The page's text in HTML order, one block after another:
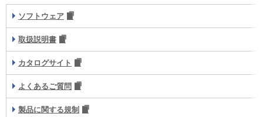
ソフトウェア
取扱説明書
カタログサイト
よくあるご質問
製品に関する規制